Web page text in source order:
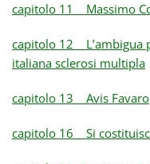
capitolo 11 Massimo
capitolo 12 L’ambigua
italiana sclerosi multipla
capitolo 13 Avis Favaro
capitolo 16 Si